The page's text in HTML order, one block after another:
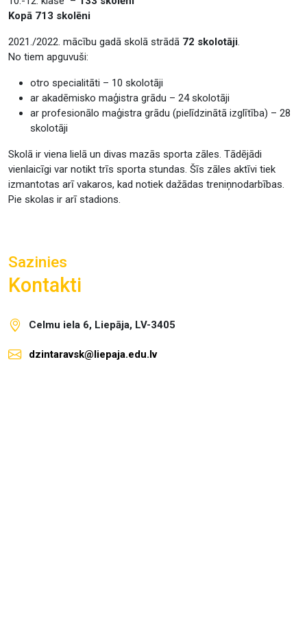
Kopā 713 skolēni
2021./2022. mācību gadā skolā strādā 72 skolotāji.
No tiem apguvuši:
otro specialitāti – 10 skolotāji
ar akadēmisko maģistra grādu – 24 skolotāji
ar profesionālo maģistra grādu (pielīdzinātā izglītība) – 28
skolotāji
Skolā ir viena lielā un divas mazās sporta zāles. Tādējādi
vienlaicīgi var notikt trīs sporta stundas. Šīs zāles aktīvi tiek
izmantotas arī vakaros, kad notiek dažādas treniņnodarbības.
Pie skolas ir arī stadions.
Sazinies
Kontakti
Celmu iela 6, Liepāja, LV-3405
dzintaravsk@liepaja.edu.lv